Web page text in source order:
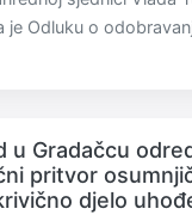
je Odluku o
u Gradačcu
pritvor
djelo